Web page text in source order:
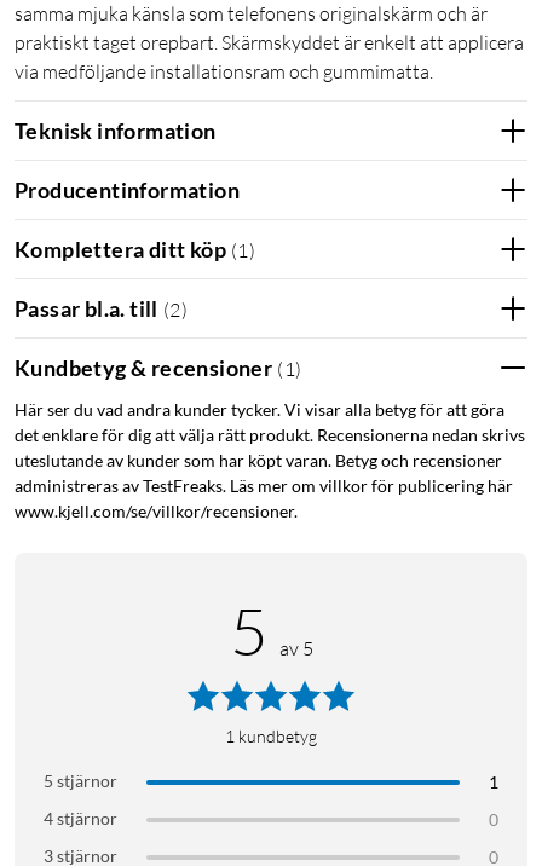
samma mjuka känsla som telefonens originalskärm och är
praktiskt taget orepbart. Skärmskyddet är enkelt att applicera
via medföljande installationsram och gummimatta.
Teknisk information
Producentinformation
Komplettera ditt köp (1 )
Passar bl.a. till (2)
Kundbetyg & recensioner ( 1 )
Här ser du vad andra kunder tycker. Vi visar alla betyg för att göra
det enklare för dig att välja rätt produkt. Recensionerna nedan skrivs
uteslutande av kunder som har köpt varan. Betyg och recensioner
administreras av TestFreaks. Läs mer om villkor för publicering här
www.kjell.com/se/villkor/recensioner.
5 av 5
1 kundbetyg
5 stjärnor
1
4 stjärnor
0
3 stjärnor
0